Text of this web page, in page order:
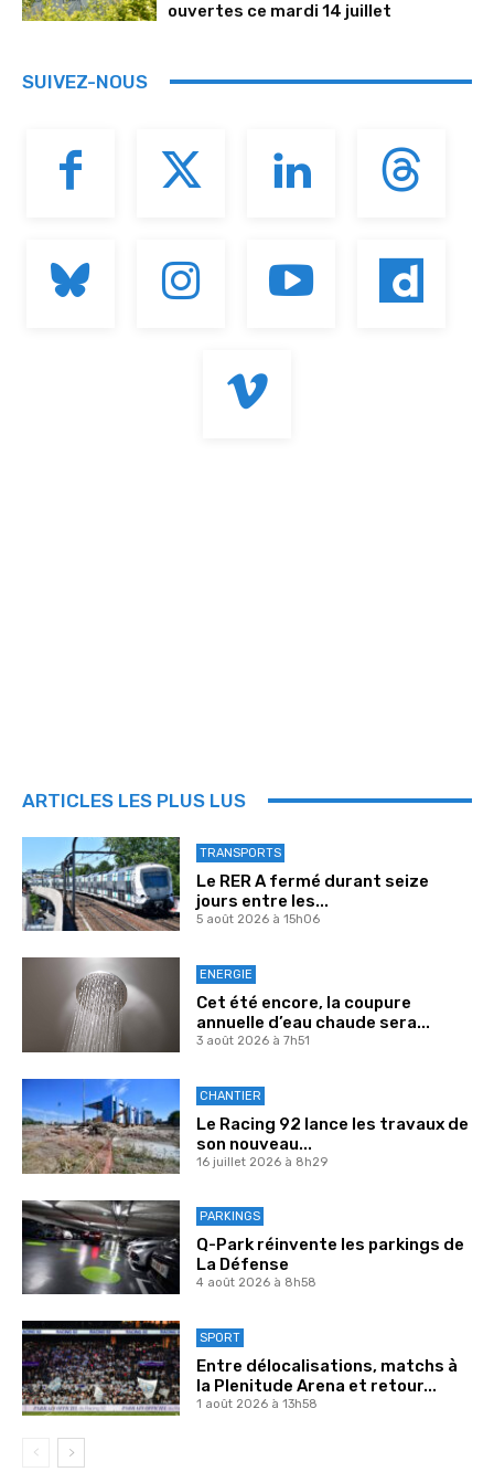
ouvertes ce mardi 14 juillet
SUIVEZ-NOUS
ARTICLES LES PLUS LUS
TRANSPORTS
Le RER A fermé durant seize
jours entre les...
5 août 2026 à 15h06
ENERGIE
Cet été encore, la coupure
annuelle d’eau chaude sera...
3 août 2026 à 7h51
CHANTIER
Le Racing 92 lance les travaux de
son nouveau...
16 juillet 2026 à 8h29
PARKINGS
Q-Park réinvente les parkings de
La Défense
4 août 2026 à 8h58
SPORT
Entre délocalisations, matchs à
la Plenitude Arena et retour...
1 août 2026 à 13h58